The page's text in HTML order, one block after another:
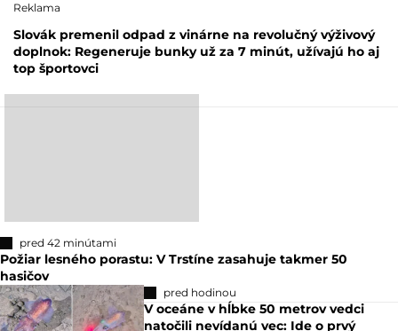
Reklama
Slovák premenil odpad z vinárne na revolučný výživový
doplnok: Regeneruje bunky už za 7 minút, užívajú ho aj
top športovci
pred 42 minútami
Požiar lesného porastu: V Trstíne zasahuje takmer 50
hasičov
pred hodinou
V oceáne v hĺbke 50 metrov vedci
natočili nevídanú vec: Ide o prvý